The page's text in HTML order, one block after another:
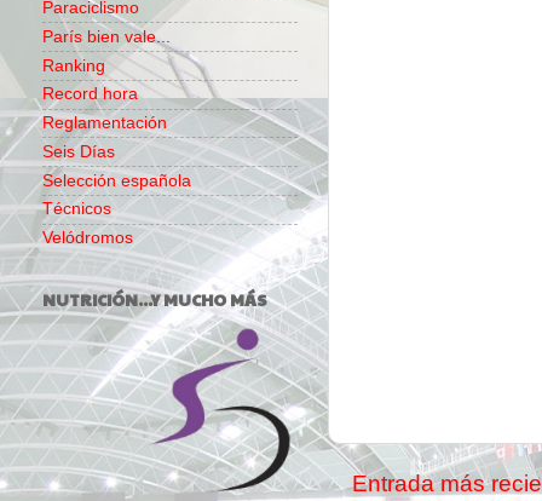
Entrada más
Paraciclismo
París bien vale...
Ranking
Record hora
Reglamentación
Seis Días
Selección española
Técnicos
Velódromos
NUTRICIÓN...Y MUCHO MÁS